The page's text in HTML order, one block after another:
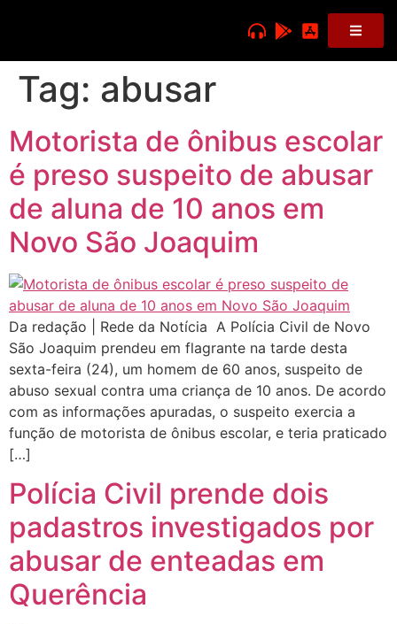
Tag: abusar
Motorista de ônibus escolar
é preso suspeito de abusar
de aluna de 10 anos em
Novo São Joaquim
Da redação | Rede da Notícia A Polícia Civil de Novo
São Joaquim prendeu em flagrante na tarde desta
sexta-feira (24), um homem de 60 anos, suspeito de
abuso sexual contra uma criança de 10 anos. De acordo
com as informações apuradas, o suspeito exercia a
função de motorista de ônibus escolar, e teria praticado
[…]
Polícia Civil prende dois
padastros investigados por
abusar de enteadas em
Querência